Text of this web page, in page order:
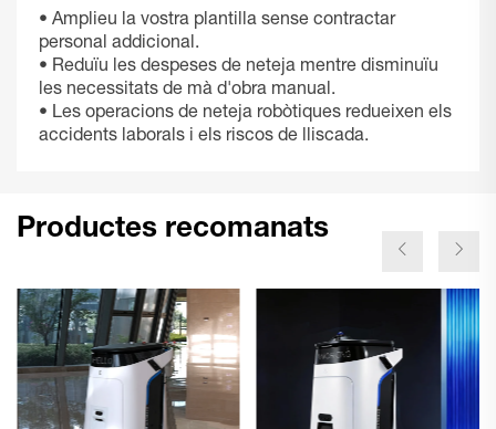
• Amplieu la vostra plantilla sense contractar
personal addicional.
• Reduïu les despeses de neteja mentre disminuïu
les necessitats de mà d'obra manual.
• Les operacions de neteja robòtiques redueixen els
accidents laborals i els riscos de lliscada.
Productes recomanats